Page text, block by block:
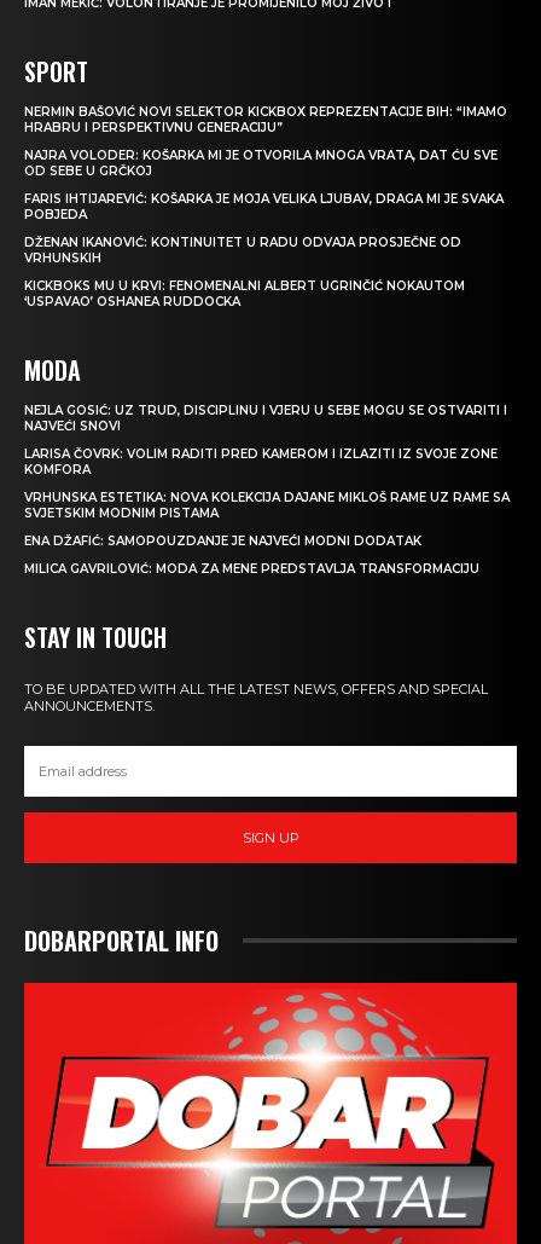
SPORT
NERMIN BAŠOVIĆ NOVI SELEKTOR KICKBOX REPREZENTACIJE BIH: “IMAMO
HRABRU I PERSPEKTIVNU GENERACIJU”
NAJRA VOLODER: KOŠARKA MI JE OTVORILA MNOGA VRATA, DAT ĆU SVE
OD SEBE U GRČKOJ
FARIS IHTIJAREVIĆ: KOŠARKA JE MOJA VELIKA LJUBAV, DRAGA MI JE SVAKA
POBJEDA
DŽENAN IKANOVIĆ: KONTINUITET U RADU ODVAJA PROSJEČNE OD
VRHUNSKIH
KICKBOKS MU U KRVI: FENOMENALNI ALBERT UGRINČIĆ NOKAUTOM
‘USPAVAO’ OSHANEA RUDDOCKA
MODA
NEJLA GOSIĆ: UZ TRUD, DISCIPLINU I VJERU U SEBE MOGU SE OSTVARITI I
NAJVEĆI SNOVI
LARISA ČOVRK: VOLIM RADITI PRED KAMEROM I IZLAZITI IZ SVOJE ZONE
KOMFORA
VRHUNSKA ESTETIKA: NOVA KOLEKCIJA DAJANE MIKLOŠ RAME UZ RAME SA
SVJETSKIM MODNIM PISTAMA
ENA DŽAFIĆ: SAMOPOUZDANJE JE NAJVEĆI MODNI DODATAK
MILICA GAVRILOVIĆ: MODA ZA MENE PREDSTAVLJA TRANSFORMACIJU
STAY IN TOUCH
TO BE UPDATED WITH ALL THE LATEST NEWS, OFFERS AND SPECIAL
ANNOUNCEMENTS.
SIGN UP
DOBARPORTAL INFO